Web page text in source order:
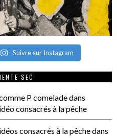
Suivre sur Instagram
SEC
P comeladedans
consacrés à la pêche
consacrés à la pêchedans